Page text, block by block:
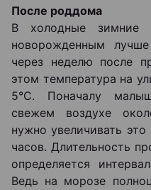
После роддома
В холодные зимние
новорожденным
через неделю после
этом температура на
5°С. Поначалу
свежем воздухе
нужно увеличивать
часов. Длительность
определяется
Ведь на морозе